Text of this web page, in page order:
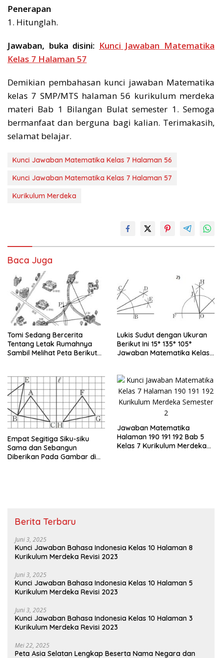
Penerapan
1. Hitunglah.
Jawaban, buka disini: Kunci Jawaban Matematika
Kelas 7 Halaman 57
Demikian pembahasan kunci jawaban Matematika
kelas 7 SMP/MTS halaman 56 kurikulum merdeka
materi Bab 1 Bilangan Bulat semester 1. Semoga
bermanfaat dan berguna bagi kalian. Terimakasih,
selamat belajar.
Kunci Jawaban Matematika Kelas 7 Halaman 56
Kunci Jawaban Matematika Kelas 7 Halaman 57
Kurikulum Merdeka
Baca Juga
Tomi Sedang Bercerita
Tentang Letak Rumahnya
Sambil Melihat Peta Berikut
Lukis Sudut dengan Ukuran
Berikut Ini 15° 135° 105°
Jawaban Matematika Kelas
Empat Segitiga Siku-siku
Sama dan Sebangun
Diberikan Pada Gambar di
Jawaban Matematika
Halaman 190 191 192 Bab 5
Kelas 7 Kurikulum Merdeka
Berita Terbaru
Juni 3, 2025
Kunci Jawaban Bahasa Indonesia Kelas 10 Halaman 8
Kurikulum Merdeka Revisi 2023
Juni 3, 2025
Kunci Jawaban Bahasa Indonesia Kelas 10 Halaman 5
Kurikulum Merdeka Revisi 2023
Juni 3, 2025
Kunci Jawaban Bahasa Indonesia Kelas 10 Halaman 3
Kurikulum Merdeka Revisi 2023
Mei 22, 2025
Peta Asia Selatan Lengkap Beserta Nama Negara dan